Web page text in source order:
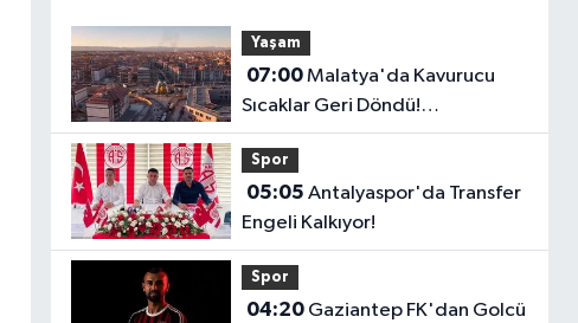
Yaşam
07:00Malatya'da Kavurucu
Sıcaklar Geri Döndü!
Termometreler 39 Dereceyi
Gösterecek..
Spor
05:05
Engeli Kalkıyor!
Spor
04:20Gaziantep FK'dan Golcü